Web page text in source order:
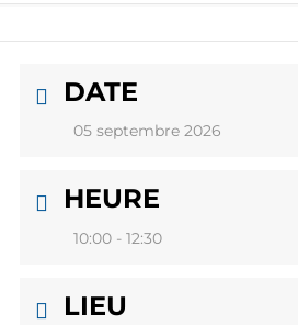
DATE
05 septembre 2026
HEURE
10:00 - 12:30
LIEU